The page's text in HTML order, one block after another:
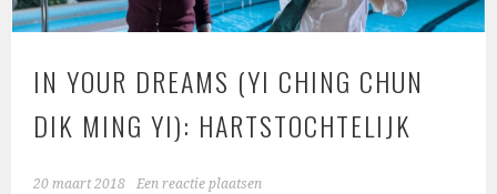
IN YOUR DREAMS (YI CHING CHUN
DIK MING YI): HARTSTOCHTELIJK
20 maart 2018 Een reactie plaatsen